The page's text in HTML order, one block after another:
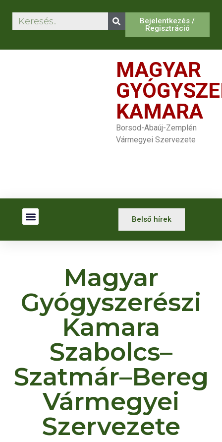
Bejelentkezés /
Regisztráció
MAGYAR
KAMARA
Borsod-Abaúj-Zemplén
Vármegyei Szervezete
Belső hírek
Magyar
Gyógyszerészi
Kamara
Szabolcs–
Szatmár–Bereg
Vármegyei
Szervezete